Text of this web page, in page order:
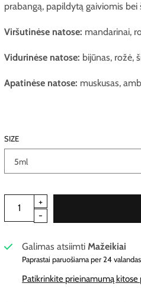
prabangą, papildytą gaiviomis
Viršutinėse natose: mandarinai,
Vidurinėse natose: bijūnas, rožė,
Apatinėse natose: muskusas,
SIZE
Galimas atsiimtiMažeikiai
Paprastai paruošiama per 24 valandas
Patikrinkite prieinamumą kitose